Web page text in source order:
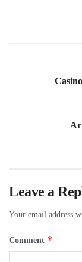
Leave a
Your email address
Comment *